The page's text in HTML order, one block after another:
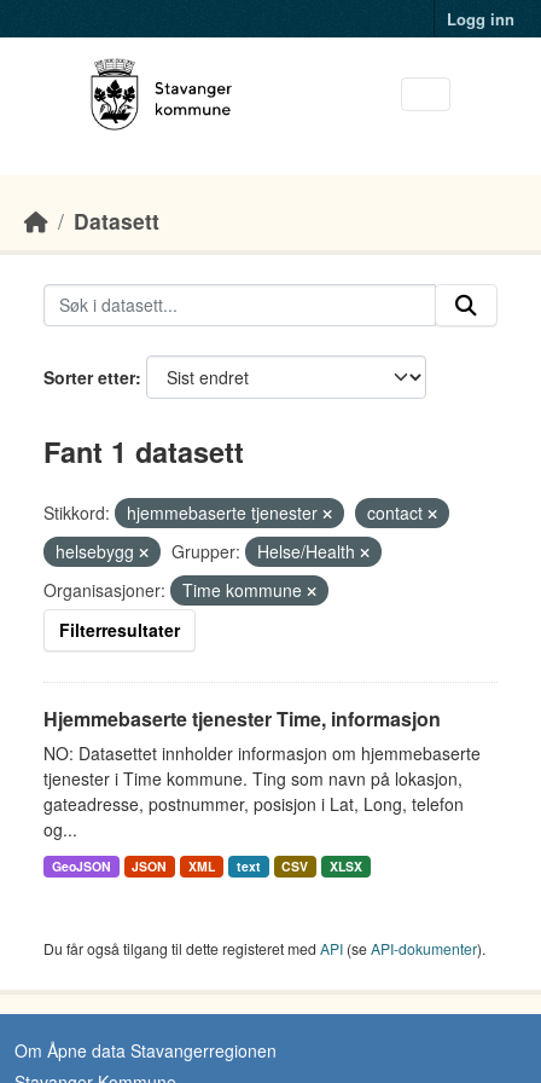
Logg inn
Datasett
Sorter etter
Fant 1 datasett
Stikkord: hjemmebaserte tjenester
contact
helsebygg
Grupper:
Helse/Health
Organisasjoner:
Time kommune
Filterresultater
Hjemmebaserte tjenester Time, informasjon
NO: Datasettet innholder informasjon om hjemmebaserte
tjenester i Time kommune. Ting som navn på lokasjon,
gateadresse, postnummer, posisjon i Lat, Long, telefon
og...
GeoJSON JSON XML text CSV XLSX
Du får også tilgang til dette registeret med API (seAPI-dokumenter).
Om Åpne data Stavangerregionen